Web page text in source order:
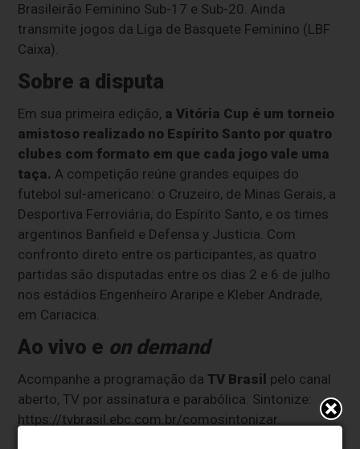
Brasileirão Feminino Sub-17 e Sub-20. Ainda
transmite jogos da Liga de Basquete Feminino (LBF
Caixa).
Sobre a disputa
Em sua primeira edição, a Vitória Cup é um torneio
amistoso realizado no Espírito Santo por quatro
clubes com formato em que cada jogo vale uma
taça. A competição reúne grandes equipes do
futebol sul-americano: o Cruzeiro, de Minas Gerais, a
Desportiva Ferroviária, do Espírito Santo, e os times
argentinos Banfield e Defensa y Justicia. Com
confronto direto entre os participantes, as quatro
partidas são disputadas entre os dias 2 e 6 de julho
nos estádios Engenheiro Araripe e Kleber Andrade,
em Cariacica.
Ao vivo e on demand
Acompanhe a programação da TV Brasil pelo canal
aberto, TV por assinatura e parabólica. Sintonize:
https://tvbrasil.ebc.com.br/comosintonizar.